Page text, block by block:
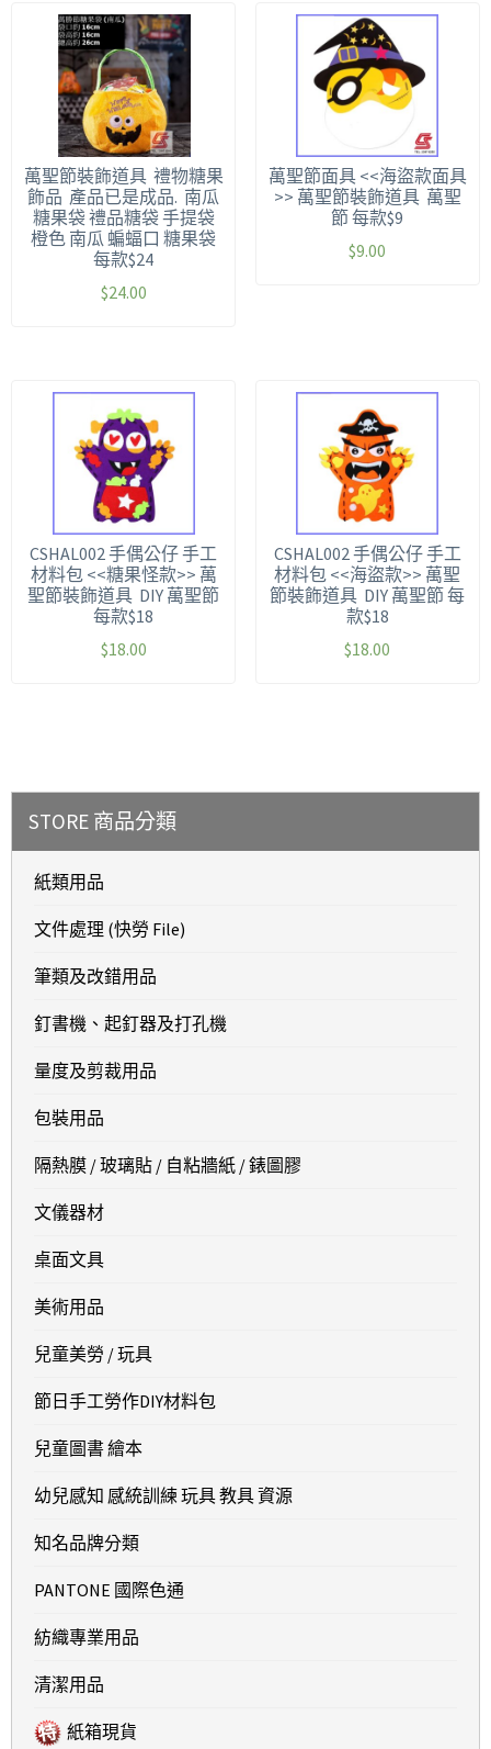
萬聖節裝飾道具 禮物糖果
飾品 產品已是成品. 南瓜
糖果袋 禮品糖袋 手提袋
橙色 南瓜 蝙蝠口 糖果袋
每款$24
$24.00
萬聖節面具 <<海盜款面具
>> 萬聖節裝飾道具 萬聖
節 每款$9
$9.00
CSHAL002 手偶公仔 手工
材料包 <<糖果怪款>> 萬
聖節裝飾道具 DIY 萬聖節
每款$18
$18.00
CSHAL002 手偶公仔 手工
材料包 <<海盜款>> 萬聖
節裝飾道具 DIY 萬聖節 每
款$18
$18.00
STORE 商品分類
紙類用品
文件處理 (快勞 File)
筆類及改錯用品
釘書機、起釘器及打孔機
量度及剪裁用品
包裝用品
隔熱膜 / 玻璃貼 / 自粘牆紙 / 錶圖膠
文儀器材
桌面文具
美術用品
兒童美勞 / 玩具
節日手工勞作DIY材料包
兒童圖書 繪本
幼兒感知 感統訓練 玩具 教具 資源
知名品牌分類
PANTONE 國際色通
紡織專業用品
清潔用品
紙箱現貨